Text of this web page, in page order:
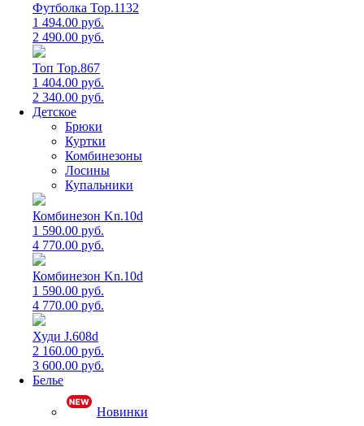
Футболка Top.1132
1 494.00 руб.
2 490.00 руб.
Топ Top.867
1 404.00 руб.
2 340.00 руб.
Детское
Брюки
Куртки
Комбинезоны
Лосины
Купальники
Комбинезон Kn.10d
1 590.00 руб.
4 770.00 руб.
Комбинезон Kn.10d
1 590.00 руб.
4 770.00 руб.
Худи J.608d
2 160.00 руб.
3 600.00 руб.
Белье
Новинки